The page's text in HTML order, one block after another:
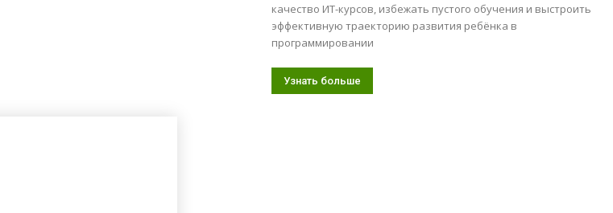
качество ИТ-курсов, избежать пустого обучения и выстроить
эффективную траекторию развития ребёнка в
программировании
Узнать больше